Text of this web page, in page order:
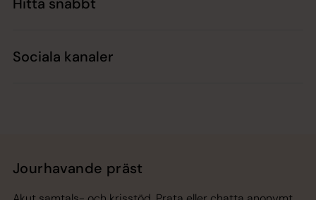
Hitta snabbt
Sociala kanaler
Jourhavande präst